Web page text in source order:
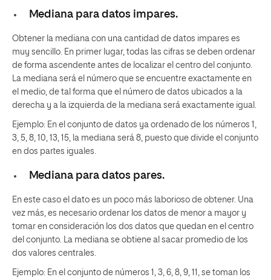
Mediana para datos impares.
Obtener la mediana con una cantidad de datos impares es
muy sencillo. En primer lugar, todas las cifras se deben ordenar
de forma ascendente antes de localizar el centro del conjunto.
La mediana será el número que se encuentre exactamente en
el medio, de tal forma que el número de datos ubicados a la
derecha y a la izquierda de la mediana será exactamente igual.
Ejemplo: En el conjunto de datos ya ordenado de los números 1,
3, 5, 8, 10, 13, 15, la mediana será 8, puesto que divide el conjunto
en dos partes iguales.
Mediana para datos pares.
En este caso el dato es un poco más laborioso de obtener. Una
vez más, es necesario ordenar los datos de menor a mayor y
tomar en consideración los dos datos que quedan en el centro
del conjunto. La mediana se obtiene al sacar promedio de los
dos valores centrales.
Ejemplo: En el conjunto de números 1, 3, 6, 8, 9, 11, se toman los